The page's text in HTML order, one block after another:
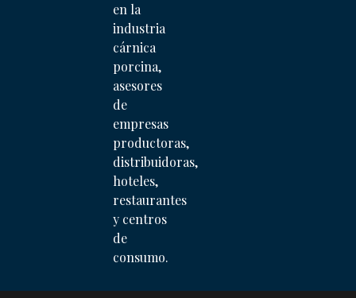
en la
industria
cárnica
porcina,
asesores
de
empresas
productoras,
distribuidoras,
hoteles,
restaurantes
y centros
de
consumo.